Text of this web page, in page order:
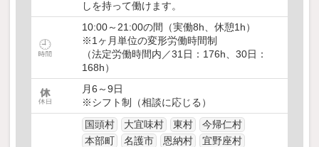
しを持って働けます。
10:00～21:00の間（実働8h、休憩1h）
※1ヶ月単位の変形労働時間制
（法定労働時間内／31日：176h、30日：
168h）
月6～9日
※シフト制（相談に応じる）
国頭村
大宜味村 東村
今帰仁村
本部町
名護市 恩納村
宜野座村